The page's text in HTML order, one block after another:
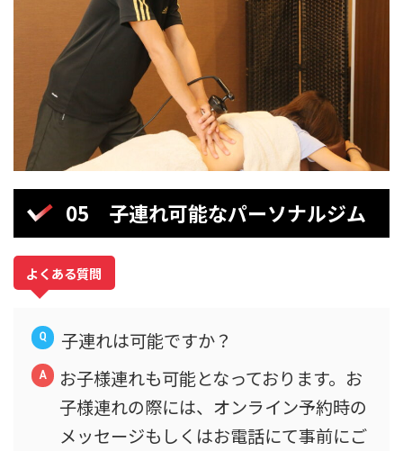
05 子連れ可能なパーソナルジム
よくある質問
子連れは可能ですか？
お子様連れも可能となっております。お
子様連れの際には、オンライン予約時の
メッセージもしくはお電話にて事前にご